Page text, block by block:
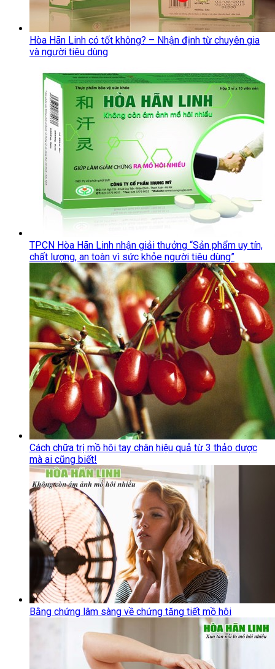
Hòa Hãn Linh có tốt không? – Nhận định từ chuyên gia
và người tiêu dùng
TPCN Hòa Hãn Linh nhận giải thưởng “Sản phẩm uy tín,
chất lượng, an toàn vì sức khỏe người tiêu dùng”
Cách chữa trị mồ hôi tay chân hiệu quả từ 3 thảo dược
mà ai cũng biết!
Bằng chứng lâm sàng về chứng tăng tiết mồ hôi